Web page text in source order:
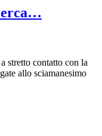
stretto contatto con la
allo sciamanesimo